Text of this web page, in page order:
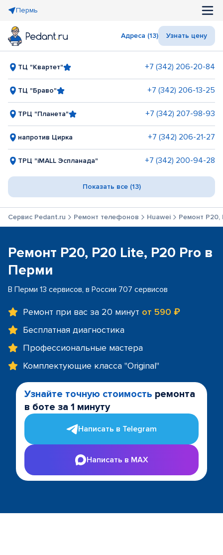
Пермь
Адреса (13) Узнать цену
ТЦ "Квартет" +7 (342) 206-20-84
ТЦ "Браво" +7 (342) 206-13-25
ТРЦ "Планета" +7 (342) 207-98-93
напротив Цирка +7 (342) 206-21-27
ТРЦ "iMALL Эспланада" +7 (342) 200-94-28
Показать все (13)
Сервис Pedant.ru Ремонт телефонов Huawei Ремонт P20,
Ремонт P20, P20 Lite, P20 Pro в
Перми
В Перми 13 сервисов, в России 707 сервисов
Ремонт при вас за 20 минут от 590 ₽
Бесплатная диагностика
Профессиональные мастера
Комплектующие класса "Original"
Узнайте точную стоимость ремонта
в боте за 1 минуту
Написать в Telegram
Написать в MAX